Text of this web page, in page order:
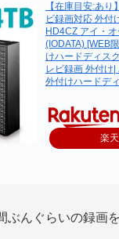
【在庫目安:あ
ビ録画対応 外付
HD4CZ アイ・
(IODATA) [WEB
けハードディス
レビ録画 外付け
外付けハードデ
楽
ぶんぐらいの録画